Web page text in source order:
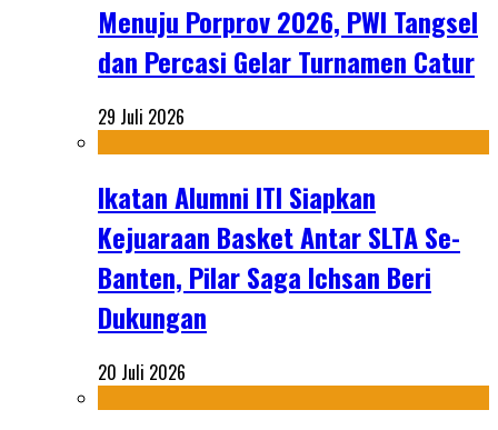
Menuju Porprov 2026, PWI Tangsel
dan Percasi Gelar Turnamen Catur
29 Juli 2026
Ikatan Alumni ITI Siapkan
Kejuaraan Basket Antar SLTA Se-
Banten, Pilar Saga Ichsan Beri
Dukungan
20 Juli 2026